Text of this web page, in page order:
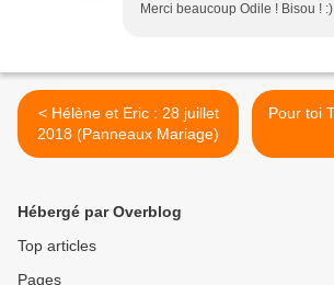
Merci beaucoup Odile ! Bisou ! :)
< Hélène et Eric : 28 juillet
2018 (Panneaux Mariage)
Hébergé par Overblog
Top articles
Pages